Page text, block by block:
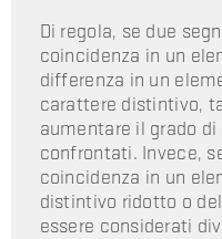
Di regola, se due
coincidenza in un
differenza in un
carattere distintivo,
aumentare il grado
confrontati. Invece,
coincidenza in un
distintivo ridotto o
essere considerati